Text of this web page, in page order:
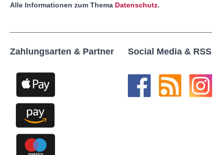
Alle Informationen zum Thema Datenschutz.
Zahlungsarten & Partner Social Media & RSS